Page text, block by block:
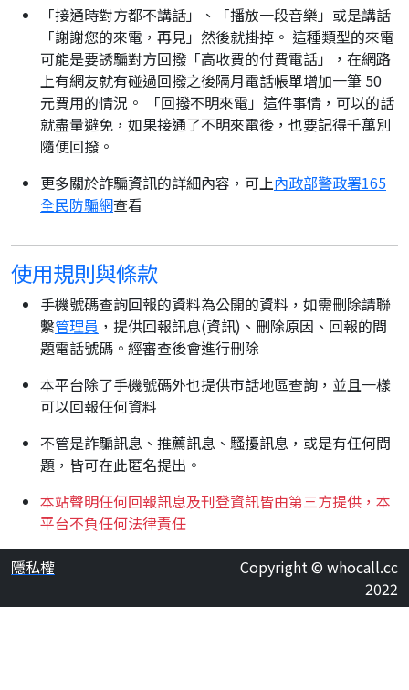
「接通時對方都不講話」、「播放一段音樂」或是講話
「謝謝您的來電，再見」然後就掛掉。 這種類型的來電
可能是要誘騙對方回撥「高收費的付費電話」，在網路
上有網友就有碰過回撥之後隔月電話帳單增加一筆 50
元費用的情況。 「回撥不明來電」這件事情，可以的話
就盡量避免，如果接通了不明來電後，也要記得千萬別
隨便回撥。
更多關於詐騙資訊的詳細內容，可上內政部警政署165
全民防騙網查看
使用規則與條款
手機號碼查詢回報的資料為公開的資料，如需刪除請聯
繫管理員 ，提供回報訊息(資訊)、刪除原因、回報的問
題電話號碼。經審查後會進行刪除
本平台除了手機號碼外也提供市話地區查詢，並且一樣
可以回報任何資料
不管是詐騙訊息、推薦訊息、騷擾訊息，或是有任何問
題，皆可在此匿名提出。
本站聲明任何回報訊息及刊登資訊皆由第三方提供，本
平台不負任何法律責任
隱私權
Copyright © whocall.cc
2022